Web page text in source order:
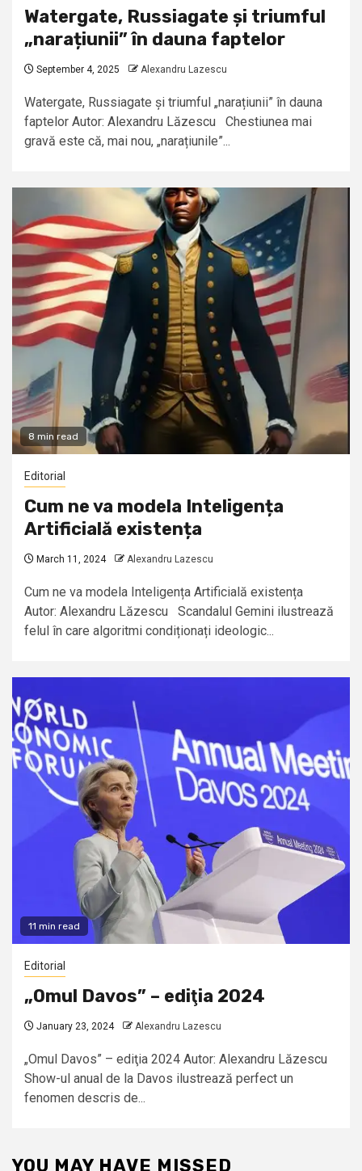
Watergate, Russiagate și triumful
„narațiunii” în dauna faptelor
September 4, 2025 Alexandru Lazescu
Watergate, Russiagate și triumful „narațiunii” în dauna
faptelor Autor: Alexandru Lăzescu Chestiunea mai
gravă este că, mai nou, „narațiunile”...
8 min read
Editorial
Cum ne va modela Inteligența
Artificială existența
March 11, 2024 Alexandru Lazescu
Cum ne va modela Inteligența Artificială existența
Autor: Alexandru Lăzescu Scandalul Gemini ilustrează
felul în care algoritmi condiționați ideologic...
11 min read
Editorial
„Omul Davos” – ediţia 2024
January 23, 2024 Alexandru Lazescu
„Omul Davos” – ediţia 2024 Autor: Alexandru Lăzescu
Show-ul anual de la Davos ilustrează perfect un
fenomen descris de...
YOU MAY HAVE MISSED